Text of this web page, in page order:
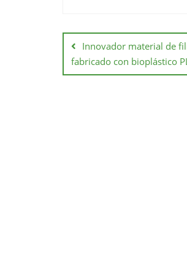
Innovador material de
fabricado con bioplástico